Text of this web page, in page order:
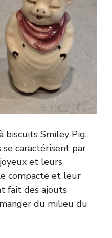
biscuits Smiley Pig,
caractérisent par
et leurs
compacte et leur
fait des ajouts
du milieu du